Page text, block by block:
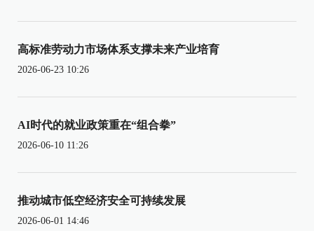
高标准劳动力市场体系支撑未来产业培育
2026-06-23 10:26
AI时代的就业政策重在“组合拳”
2026-06-10 11:26
推动城市低空经济安全可持续发展
2026-06-01 14:46